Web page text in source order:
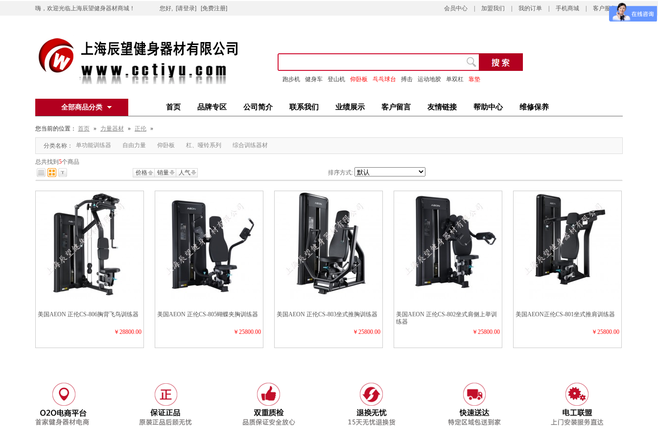
嗨，欢迎光临上海辰望健身器材商城！ 您好, [请登录] [免费注册] 会员中心 加盟我们 我的订单 手机商城 客户服务
跑步机 健身车 登山机 仰卧板 乓乓球台 搏击 运动地胶 单双杠 靠垫
全部商品分类 首页 品牌专区 公司简介 联系我们 业绩展示 客户留言 友情链接 帮助中心 维修保养
您当前的位置： 首页 » 力量器材 » 正伦 »
分类名称： 单功能训练器 自由力量 仰卧板 杠、哑铃系列 综合训练器材
总共找到 5个商品
价格
销量 人气 排序方式:
美国AEON 正伦CS-806胸背飞鸟训练器
￥28800.00
美国AEON 正伦CS-805蝴蝶夹胸训练器
￥25800.00
美国AEON 正伦CS-803坐式推胸训练器
￥25800.00
美国AEON 正伦CS-802坐式肩侧上举训
练器
￥25800.00
美国AEON正伦CS-801坐式推肩训练器
￥25800.00